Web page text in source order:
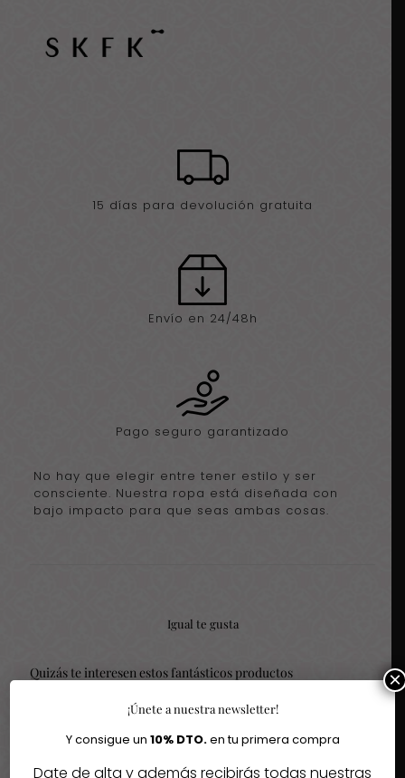
15 días para devolución gratuita
Envío en 24/48h
Pago seguro garantizado
No hay que elegir entre tener estilo y ser
consciente. Nuestra ropa está diseñada con
bajo impacto para que seas ambas cosas.
Igual te gusta
Quizás te interesen estos fantásticos productos
-40%
¡Únete a nuestra newsletter!
Y consigue un 10% DTO.en tu primera compra
Date de alta y además recibirás todas nuestras
×